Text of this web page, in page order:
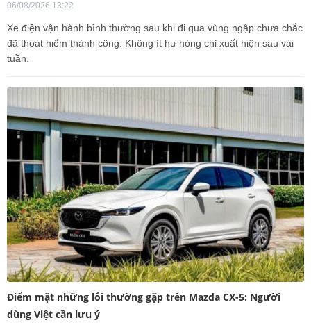
06/08/2026 13:22
Xe điện vận hành bình thường sau khi đi qua vùng ngập chưa chắc
đã thoát hiểm thành công. Không ít hư hỏng chỉ xuất hiện sau vài
tuần.
Điểm mặt những lỗi thường gặp trên Mazda CX-5: Người
dùng Việt cần lưu ý